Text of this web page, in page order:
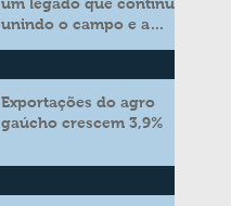
unindo o campo e a
Exportações do agro
gaúcho crescem 3,9%